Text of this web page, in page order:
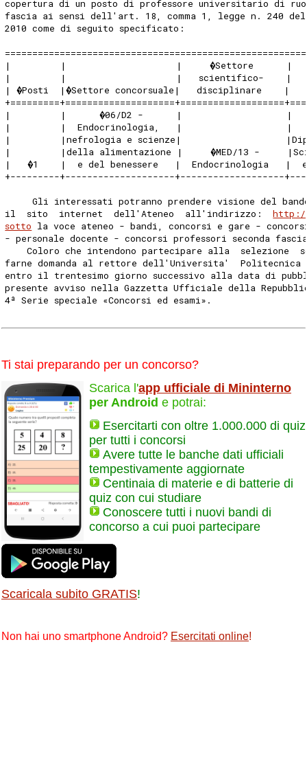
copertura di un posto di professore universitario di
fascia ai sensi dell'art. 18, comma 1, legge n. 240 del
2010 come di seguito specificato:
|         |                    |     �Settore      |
|         |                    |   scientifico-    |
| �Posti  |�Settore concorsuale|   disciplinare    |
|         |      �06/D2 -      |                   |
|         |  Endocrinologia,   |
|         |nefrologia e scienze|
|         |della alimentazione |     �MED/13 -
|   �1    |  e del benessere   |  Endocrinologia   |
+---------+--------------------+-------------------
Gli interessati potranno prendere visione del
il  sito  internet  dell'Ateneo  all'indirizzo: http://
sotto la voce ateneo - bandi, concorsi e gare -
- personale docente - concorsi professori seconda
Coloro che intendono partecipare alla  selezione
farne domanda al rettore dell'Universita'  Politecnica
entro il trentesimo giorno successivo alla data di
presente avviso nella Gazzetta Ufficiale della
4ª Serie speciale «Concorsi ed esami».
Ti stai preparando per un concorso?
Scarica l'app ufficiale di Mininterno
per Android e potrai:
Esercitarti con oltre 1.000.000 di quiz
per tutti i concorsi
Avere tutte le banche dati ufficiali
tempestivamente aggiornate
Centinaia di materie e di batterie di
quiz con cui studiare
Conoscere tutti i nuovi bandi di
concorso a cui puoi partecipare
Scaricala subito GRATIS!
Non hai uno smartphone Android? Esercitati online!